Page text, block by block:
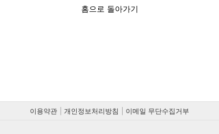
홈으로 돌아가기
이용약관 개인정보처리방침 이메일 무단수집거부